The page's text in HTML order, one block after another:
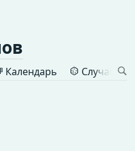
Календарь